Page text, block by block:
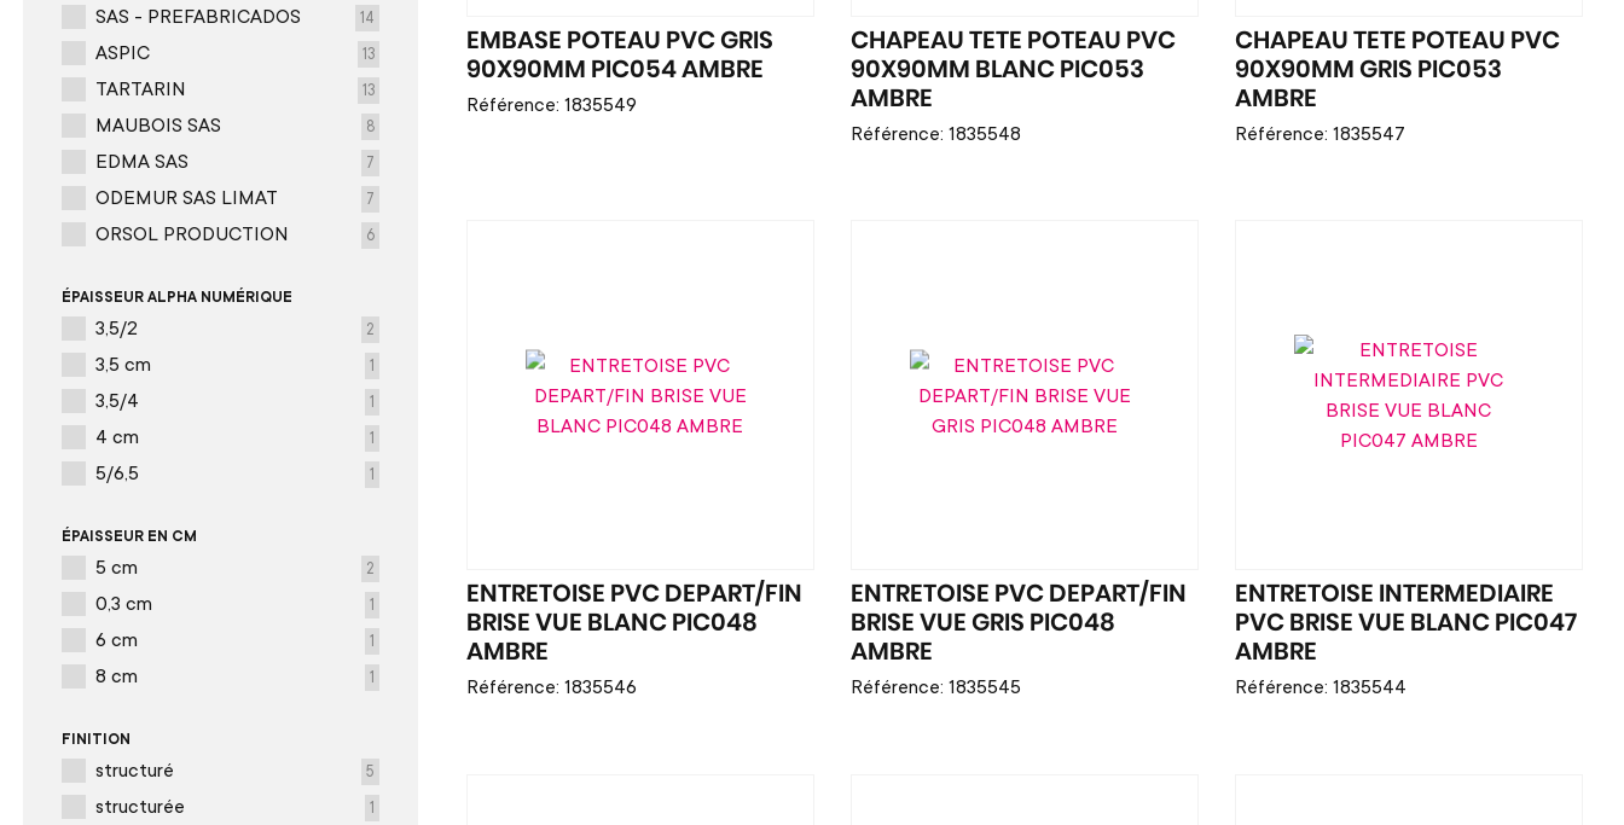
SAS - PREFABRICADOS 14
ASPIC 13
TARTARIN 13
MAUBOIS SAS 8
EDMA SAS 7
ODEMUR SAS LIMAT 7
ORSOL PRODUCTION 6
ÉPAISSEUR ALPHA NUMÉRIQUE
3,5/2 2
3,5 cm 1
3,5/4 1
4 cm 1
5/6,5 1
ÉPAISSEUR EN CM
5 cm 2
0,3 cm 1
6 cm 1
8 cm 1
FINITION
structuré 5
structurée 1
EMBASE POTEAU PVC GRIS
90X90MM PIC054 AMBRE
Référence: 1835549
CHAPEAU TETE POTEAU PVC
90X90MM BLANC PIC053
AMBRE
Référence: 1835548
CHAPEAU TETE POTEAU PVC
90X90MM GRIS PIC053
AMBRE
Référence: 1835547
ENTRETOISE PVC DEPART/FIN
BRISE VUE BLANC PIC048
AMBRE
Référence: 1835546
ENTRETOISE PVC DEPART/FIN
BRISE VUE GRIS PIC048
AMBRE
Référence: 1835545
ENTRETOISE INTERMEDIAIRE
PVC BRISE VUE BLANC PIC047
AMBRE
Référence: 1835544